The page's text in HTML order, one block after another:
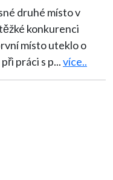
druhé místo v
místo uteklo o
práci s p...více..